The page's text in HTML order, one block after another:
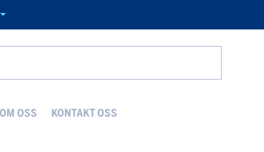
OM OSS KONTAKT OSS